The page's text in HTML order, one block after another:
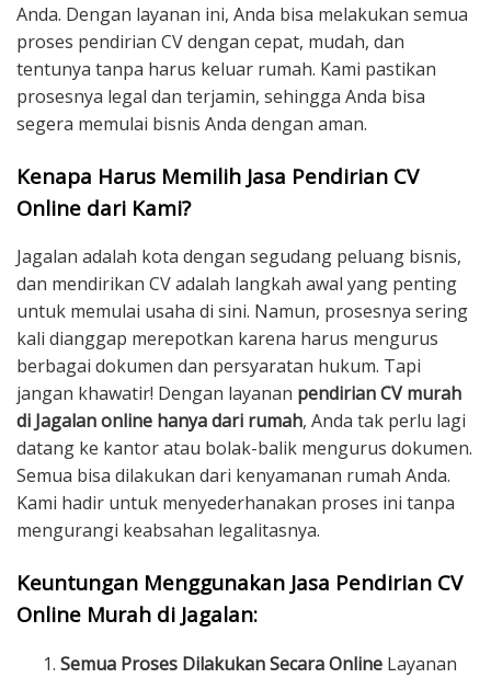
Anda. Dengan layanan ini, Anda bisa melakukan semua
proses pendirian CV dengan cepat, mudah, dan
tentunya tanpa harus keluar rumah. Kami pastikan
prosesnya legal dan terjamin, sehingga Anda bisa
segera memulai bisnis Anda dengan aman.
Kenapa Harus Memilih Jasa Pendirian CV
Online dari Kami?
Jagalan adalah kota dengan segudang peluang bisnis,
dan mendirikan CV adalah langkah awal yang penting
untuk memulai usaha di sini. Namun, prosesnya sering
kali dianggap merepotkan karena harus mengurus
berbagai dokumen dan persyaratan hukum. Tapi
jangan khawatir! Dengan layanan pendirian CV murah
di Jagalan online hanya dari rumah, Anda tak perlu lagi
datang ke kantor atau bolak-balik mengurus dokumen.
Semua bisa dilakukan dari kenyamanan rumah Anda.
Kami hadir untuk menyederhanakan proses ini tanpa
mengurangi keabsahan legalitasnya.
Keuntungan Menggunakan Jasa Pendirian CV
Online Murah di Jagalan:
Semua Proses Dilakukan Secara Online Layanan